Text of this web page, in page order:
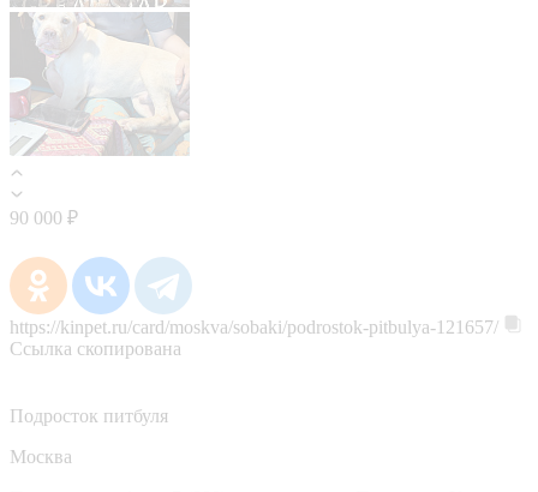
90 000 ₽
https://kinpet.ru/card/moskva/sobaki/podrostok-pitbulya-121657/
Ссылка скопирована
Подросток питбуля
Москва